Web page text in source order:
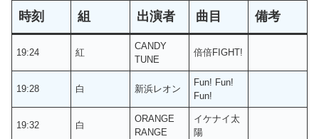
時刻 組 出演者 曲目 備考
19:24 紅
CANDY
TUNE
倍倍FIGHT!
19:28 白 新浜レオン
Fun! Fun!
Fun!
19:32 白
ORANGE
RANGE
イケナイ太
陽